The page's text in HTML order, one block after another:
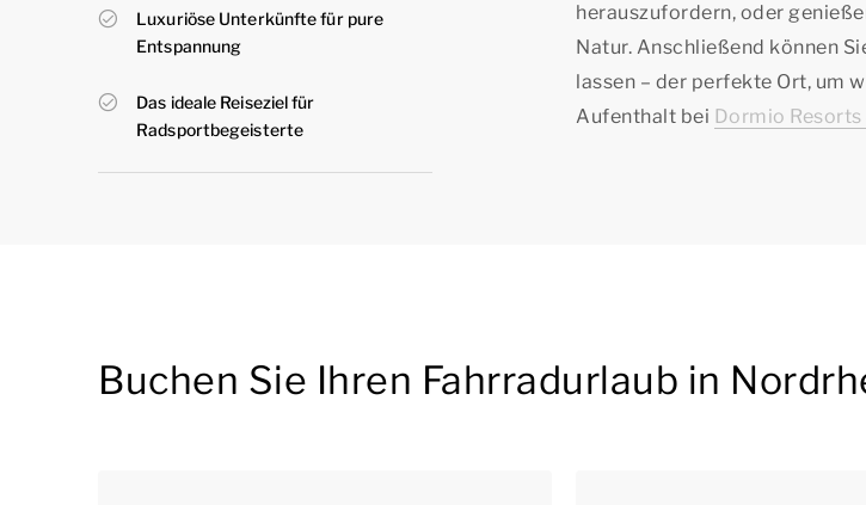
Luxuriöse Unterkünfte für pure
Entspannung
Das ideale Reiseziel für
Radsportbegeisterte
herauszufordern, oder
Natur. Anschließend können
lassen – der perfekte Ort, um
Aufenthalt bei Dormio
Buchen Sie Ihren Fahrradurlaub in